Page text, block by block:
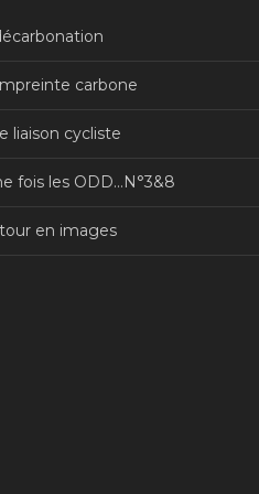
carbone
liaison cycliste
fois les ODD…N°3&8
en images